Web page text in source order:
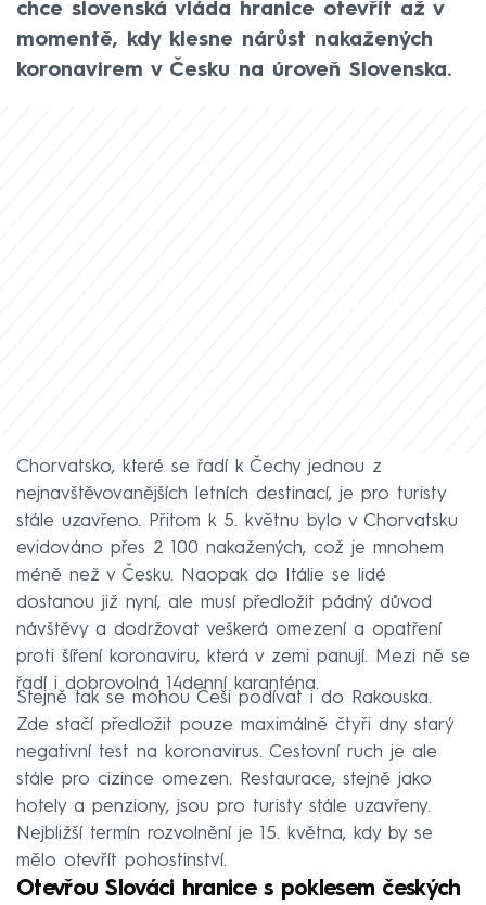
chce slovenská vláda hranice otevřít až v
momentě, kdy klesne nárůst nakažených
koronavirem v Česku na úroveň Slovenska.
Chorvatsko, které se řadí k Čechy jednou z
nejnavštěvovanějších letních destinací, je pro turisty
stále uzavřeno. Přitom k 5. květnu bylo v Chorvatsku
evidováno přes 2 100 nakažených, což je mnohem
méně než v Česku. Naopak do Itálie se lidé
dostanou již nyní, ale musí předložit pádný důvod
návštěvy a dodržovat veškerá omezení a opatření
proti šíření koronaviru, která v zemi panují. Mezi ně se
řadí i dobrovolná 14denní karanténa.
Stejně tak se mohou Češi podívat i do Rakouska.
Zde stačí předložit pouze maximálně čtyři dny starý
negativní test na koronavirus. Cestovní ruch je ale
stále pro cizince omezen. Restaurace, stejně jako
hotely a penziony, jsou pro turisty stále uzavřeny.
Nejbližší termín rozvolnění je 15. května, kdy by se
mělo otevřít pohostinství.
Otevřou Slováci hranice s poklesem českých